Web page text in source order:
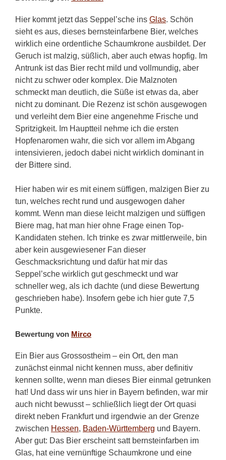
Hier kommt jetzt das Seppel’sche ins Glas. Schön
sieht es aus, dieses bernsteinfarbene Bier, welches
wirklich eine ordentliche Schaumkrone ausbildet. Der
Geruch ist malzig, süßlich, aber auch etwas hopfig. Im
Antrunk ist das Bier recht mild und vollmundig, aber
nicht zu schwer oder komplex. Die Malznoten
schmeckt man deutlich, die Süße ist etwas da, aber
nicht zu dominant. Die Rezenz ist schön ausgewogen
und verleiht dem Bier eine angenehme Frische und
Spritzigkeit. Im Hauptteil nehme ich die ersten
Hopfenaromen wahr, die sich vor allem im Abgang
intensivieren, jedoch dabei nicht wirklich dominant in
der Bittere sind.
Hier haben wir es mit einem süffigen, malzigen Bier zu
tun, welches recht rund und ausgewogen daher
kommt. Wenn man diese leicht malzigen und süffigen
Biere mag, hat man hier ohne Frage einen Top-
Kandidaten stehen. Ich trinke es zwar mittlerweile, bin
aber kein ausgewiesener Fan dieser
Geschmacksrichtung und dafür hat mir das
Seppel’sche wirklich gut geschmeckt und war
schneller weg, als ich dachte (und diese Bewertung
geschrieben habe). Insofern gebe ich hier gute 7,5
Punkte.
Bewertung von Mirco
Ein Bier aus Grossostheim – ein Ort, den man
zunächst einmal nicht kennen muss, aber definitiv
kennen sollte, wenn man dieses Bier einmal getrunken
hat! Und dass wir uns hier in Bayern befinden, war mir
auch nicht bewusst – schließlich liegt der Ort quasi
direkt neben Frankfurt und irgendwie an der Grenze
zwischen Hessen, Baden-Württemberg und Bayern.
Aber gut: Das Bier erscheint satt bernsteinfarben im
Glas, hat eine vernünftige Schaumkrone und eine